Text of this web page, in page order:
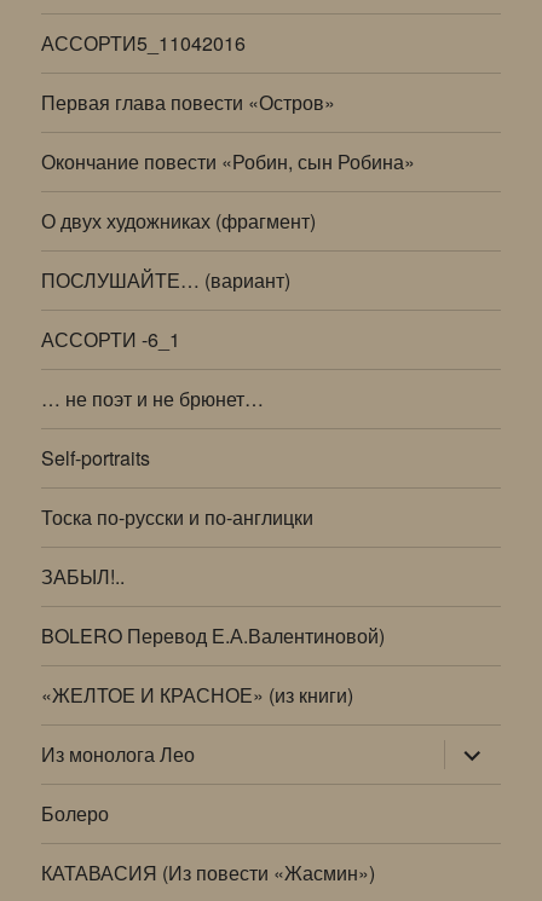
АССОРТИ5_11042016
Первая глава повести «Остров»
Окончание повести «Робин, сын Робина»
О двух художниках (фрагмент)
ПОСЛУШАЙТЕ… (вариант)
АССОРТИ -6_1
… не поэт и не брюнет…
Self-portraits
Тоска по-русски и по-англицки
ЗАБЫЛ!..
BOLERO Перевод Е.А.Валентиновой)
«ЖЕЛТОЕ И КРАСНОЕ» (из книги)
Из монолога Лео раскрыть
дочернее
меню
Болеро
КАТАВАСИЯ (Из повести «Жасмин»)